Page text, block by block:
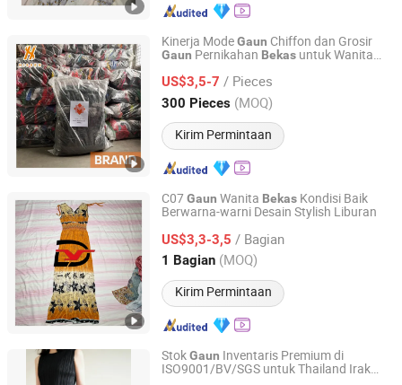
Kinerja ModeGaun Chiffon dan Grosir
Gaun Pernikahan Bekas untuk Wanita
US$3,5-7 / Pieces
300 Pieces (MOQ)
Kirim Permintaan
Guangzhou Hissen International Trade Limited Company
Guangdong, China Harga mulai 2022
C07Gaun Wanita Bekas Kondisi Baik
Berwarna-warni Desain Stylish Liburan
US$3,3-3,5 / Bagian
1 Bagian (MOQ)
Kirim Permintaan
Sichuan Yidaiyi Road Trade Co., Ltd.
Sichuan, China Harga mulai 2024
StokGaun Inventaris Premium di
ISO9001/BV/SGS untuk Thailand Irak
HASUN Mechanical & Electrical Equipment Co., Ltd.